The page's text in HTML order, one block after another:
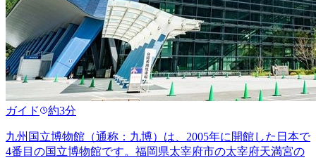
ガイド 約3分
九州国立博物館（通称：九博）は、2005年に開館した日本で
4番目の国立博物館です。福岡県太宰府市の太宰府天満宮の